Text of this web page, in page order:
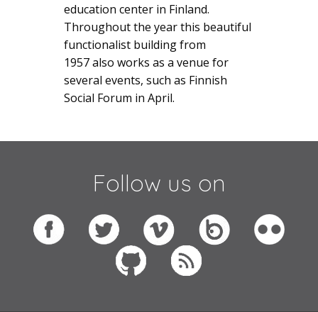
education center in Finland.
Throughout the year this beautiful
functionalist building from
1957 also works as a venue for
several events, such as Finnish
Social Forum in April.
Follow us on